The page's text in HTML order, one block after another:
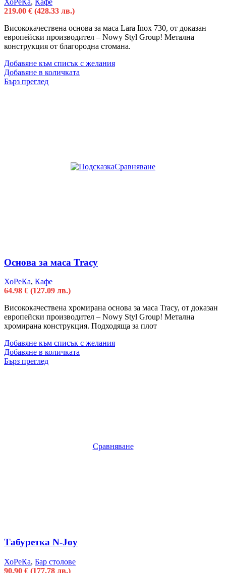
219.00 € (428.33 лв.)
Висококачествена основа за маса Lara Inox 730, от доказан
европейски производител – Nowy Styl Group! Метална
конструкция от благородна стомана.
Добавяне към списък с желания
Добавяне в количката
Бърз преглед
Сравняване
Основа за маса Tracy
ХоРеКа, Кафе
64.98 € (127.09 лв.)
Висококачествена хромирана основа за маса Tracy, от доказан
европейски производител – Nowy Styl Group! Метална
хромирана конструкция. Подходяща за плот
Добавяне към списък с желания
Добавяне в количката
Бърз преглед
Сравняване
Табуретка N-Joy
ХоРеКа, Бар столове
90.90 € (177.78 лв.)